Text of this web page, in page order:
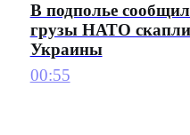
В подполье
грузы НАТО
Украины
00:55